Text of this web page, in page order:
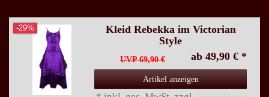
-29%
Kleid Rebekka im Victorian
Style
UVP 69,90 € ab 49,90 € *
Artikel anzeigen